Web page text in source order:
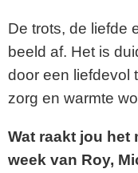
De trots, de liefde
beeld af. Het is
door een liefdevol
zorg en warmte
Wat raakt jou het
week van Roy,